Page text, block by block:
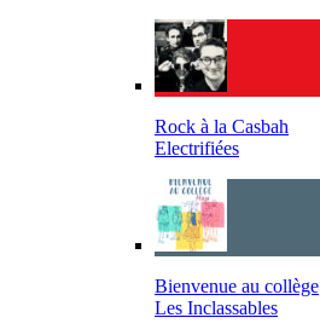
Rock à la Casbah
Electrifiées
Bienvenue au collège
Les Inclassables